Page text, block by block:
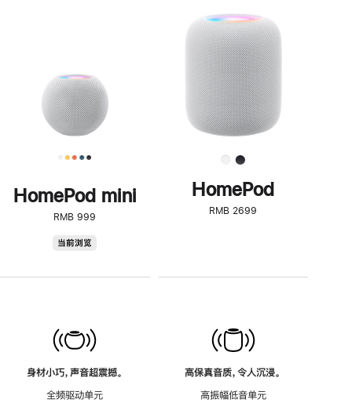
HomePod mini
RMB 999
当前浏览
身材小巧，声音超震撼。
全频驱动单元
步
了
解
HomePod<
HomePod
RMB 2699
高保真音质，令人沉浸。
高振幅低音单元